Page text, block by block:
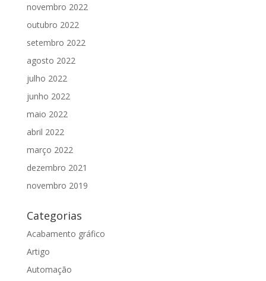
novembro 2022
outubro 2022
setembro 2022
agosto 2022
julho 2022
junho 2022
maio 2022
abril 2022
março 2022
dezembro 2021
novembro 2019
Categorias
Acabamento gráfico
Artigo
Automação